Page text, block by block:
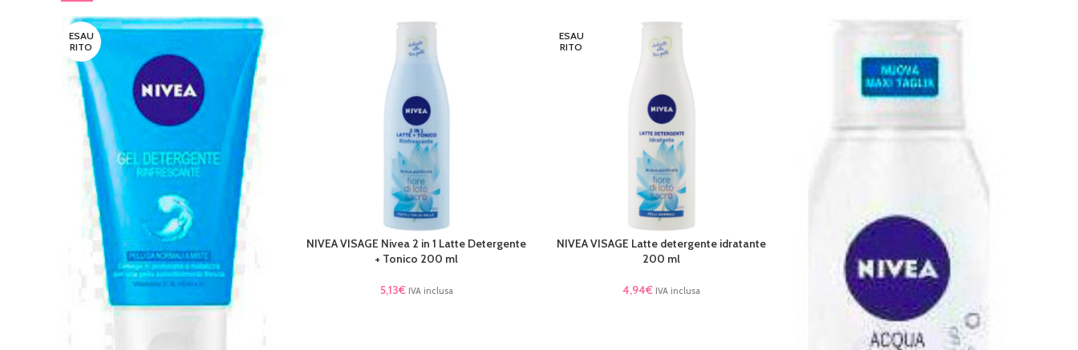
ESAU
RITO
AGGIUNGI AL CARRELLO
NIVEA VISAGE Nivea 2 in 1 Latte Detergente
+ Tonico 200 ml
5,13€ IVA inclusa
ESAU
RITO
LEGGI TUTTO
NIVEA VISAGE Latte detergente idratante
200 ml
4,94€ IVA inclusa